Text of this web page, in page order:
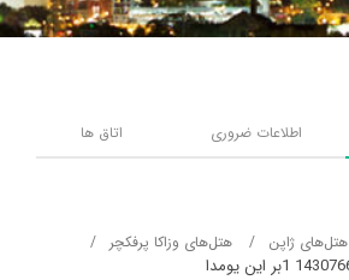
اطلاعات ضروری اتاق ها
هتل‌های ژاپن
هتل‌های وزاکا پرفکچر